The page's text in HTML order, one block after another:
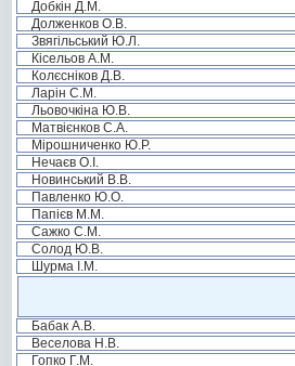
Добкін Д.М.
Долженков О.В.
Звягільський Ю.Л.
Кісельов А.М.
Колєсніков Д.В.
Ларін С.М.
Льовочкіна Ю.В.
Матвієнков С.А.
Мірошниченко Ю.Р.
Нечаєв О.І.
Новинський В.В.
Павленко Ю.О.
Папієв М.М.
Сажко С.М.
Солод Ю.В.
Шурма І.М.
Бабак А.В.
Веселова Н.В.
Гопко Г.М.